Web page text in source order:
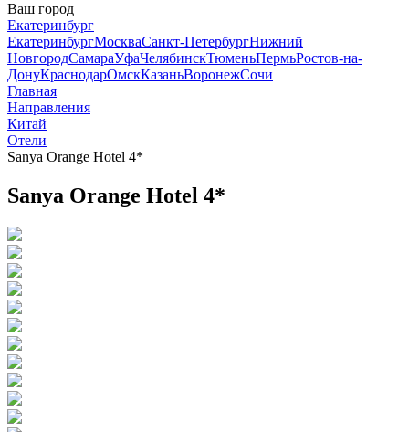
Ваш город
Екатеринбург
ЕкатеринбургМоскваСанкт-ПетербургНижний
НовгородСамараУфаЧелябинскТюменьПермьРостов-на-
ДонуКраснодарОмскКазаньВоронежСочи
Главная
Направления
Китай
Отели
Sanya Orange Hotel 4*
Sanya Orange Hotel 4*